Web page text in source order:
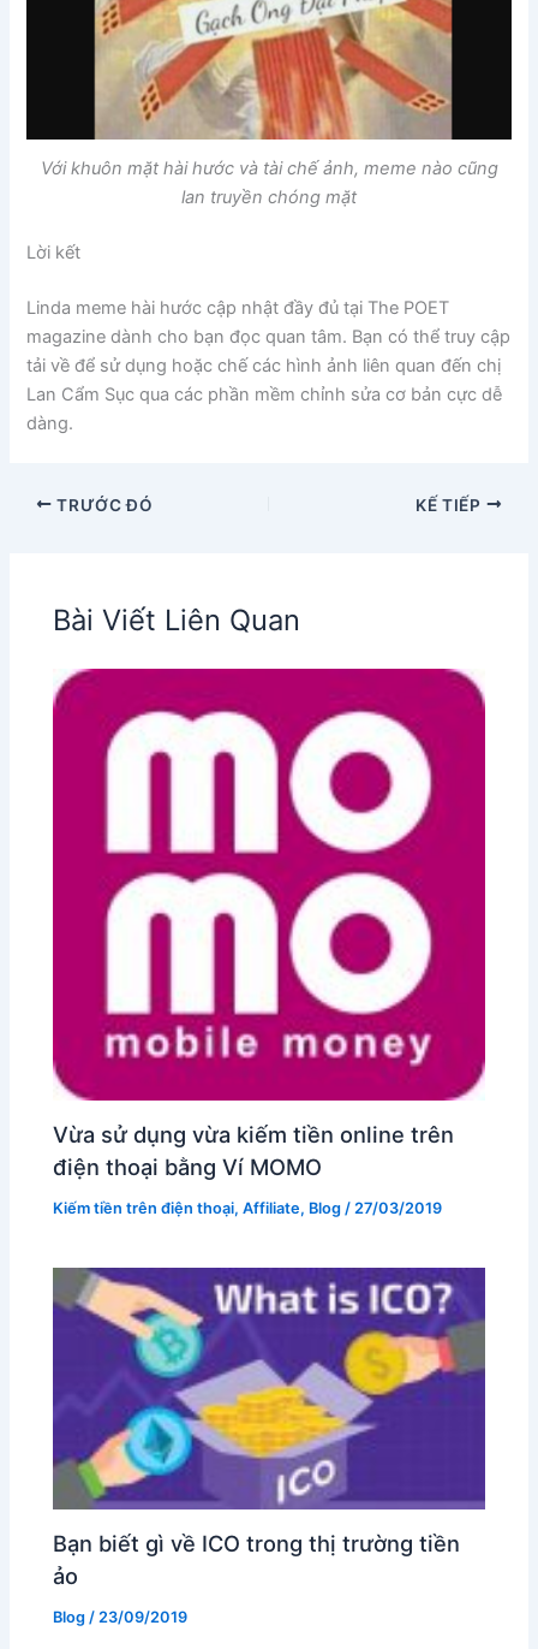
Với khuôn mặt hài hước và tài chế ảnh, meme nào cũng
lan truyền chóng mặt
Lời kết
Linda meme hài hước cập nhật đầy đủ tại The POET
magazine dành cho bạn đọc quan tâm. Bạn có thể truy cập
tải về để sử dụng hoặc chế các hình ảnh liên quan đến chị
Lan Cẩm Sục qua các phần mềm chỉnh sửa cơ bản cực dễ
dàng.
TRƯỚC ĐÓ KẾ TIẾP
Bài Viết Liên Quan
Vừa sử dụng vừa kiếm tiền online trên
điện thoại bằng Ví MOMO
Kiếm tiền trên điện thoại,Affiliate, Blog / 27/03/2019
Bạn biết gì về ICO trong thị trường tiền
ảo
Blog / 23/09/2019